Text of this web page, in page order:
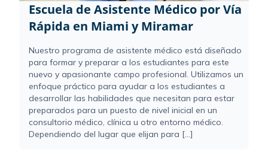
Escuela de Asistente Médico por Vía
Rápida en Miami y Miramar
Nuestro programa de asistente médico está diseñado
para formar y preparar a los estudiantes para este
nuevo y apasionante campo profesional. Utilizamos un
enfoque práctico para ayudar a los estudiantes a
desarrollar las habilidades que necesitan para estar
preparados para un puesto de nivel inicial en un
consultorio médico, clínica u otro entorno médico.
Dependiendo del lugar que elijan para [...]